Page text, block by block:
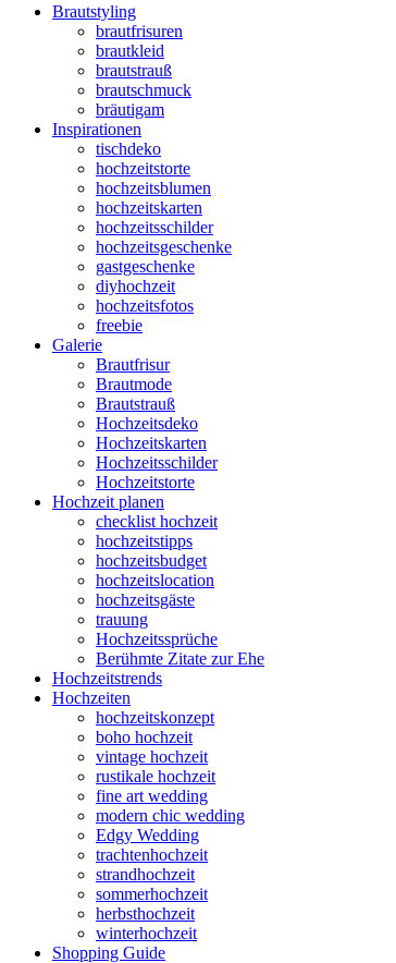
Brautstyling
brautfrisuren
brautkleid
brautstrauß
brautschmuck
bräutigam
Inspirationen
tischdeko
hochzeitstorte
hochzeitsblumen
hochzeitskarten
hochzeitsschilder
hochzeitsgeschenke
gastgeschenke
diyhochzeit
hochzeitsfotos
freebie
Galerie
Brautfrisur
Brautmode
Brautstrauß
Hochzeitsdeko
Hochzeitskarten
Hochzeitsschilder
Hochzeitstorte
Hochzeit planen
checklist hochzeit
hochzeitstipps
hochzeitsbudget
hochzeitslocation
hochzeitsgäste
trauung
Hochzeitssprüche
Berühmte Zitate zur Ehe
Hochzeitstrends
Hochzeiten
hochzeitskonzept
boho hochzeit
vintage hochzeit
rustikale hochzeit
fine art wedding
modern chic wedding
Edgy Wedding
trachtenhochzeit
strandhochzeit
sommerhochzeit
herbsthochzeit
winterhochzeit
Shopping Guide